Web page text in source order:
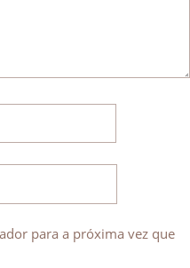
para a próxima vez que